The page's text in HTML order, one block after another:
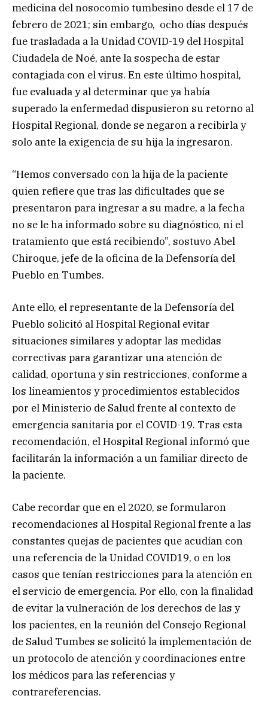
medicina del nosocomio tumbesino desde el 17 de
febrero de 2021; sin embargo, ocho días después
fue trasladada a la Unidad COVID-19 del Hospital
Ciudadela de Noé, ante la sospecha de estar
contagiada con el virus. En este último hospital,
fue evaluada y al determinar que ya había
superado la enfermedad dispusieron su retorno al
Hospital Regional, donde se negaron a recibirla y
solo ante la exigencia de su hija la ingresaron.
“Hemos conversado con la hija de la paciente
quien refiere que tras las dificultades que se
presentaron para ingresar a su madre, a la fecha
no se le ha informado sobre su diagnóstico, ni el
tratamiento que está recibiendo”, sostuvo Abel
Chiroque, jefe de la oficina de la Defensoría del
Pueblo en Tumbes.
Ante ello, el representante de la Defensoría del
Pueblo solicitó al Hospital Regional evitar
situaciones similares y adoptar las medidas
correctivas para garantizar una atención de
calidad, oportuna y sin restricciones, conforme a
los lineamientos y procedimientos establecidos
por el Ministerio de Salud frente al contexto de
emergencia sanitaria por el COVID-19. Tras esta
recomendación, el Hospital Regional informó que
facilitarán la información a un familiar directo de
la paciente.
Cabe recordar que en el 2020, se formularon
recomendaciones al Hospital Regional frente a las
constantes quejas de pacientes que acudían con
una referencia de la Unidad COVID19, o en los
casos que tenían restricciones para la atención en
el servicio de emergencia. Por ello, con la finalidad
de evitar la vulneración de los derechos de las y
los pacientes, en la reunión del Consejo Regional
de Salud Tumbes se solicitó la implementación de
un protocolo de atención y coordinaciones entre
los médicos para las referencias y
contrareferencias.